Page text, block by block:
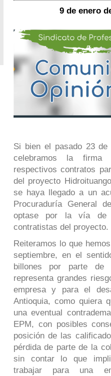
9 de enero
Si bien el pasado 23 de
celebramos la
respectivos contratos
del proyecto
se haya llegado a un
Procuraduría General
optase por la vía de
contratistas del proyecto.
Reiteramos lo que
septiembre, en el
billones por parte de
representa grandes
empresa y para el
Antioquia, como quiera
una eventual
EPM, con posibles
posición de las
pérdida de parte de la
sin contar lo que
trabajar para una